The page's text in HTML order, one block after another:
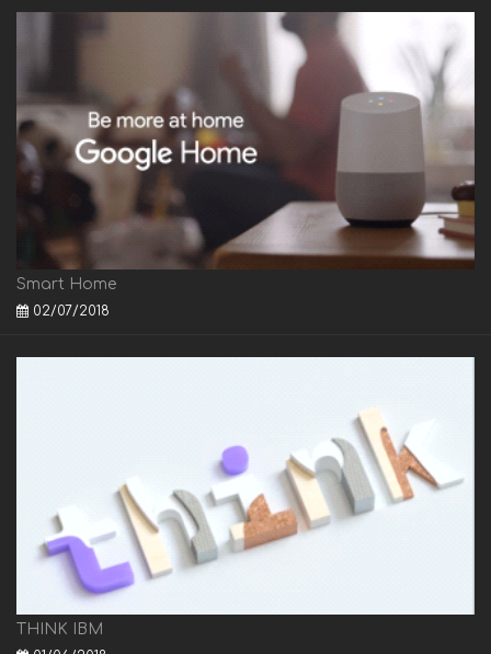
Smart Home
02/07/2018
THINK IBM